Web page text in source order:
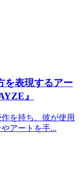
を表現するアー
』
を持ち、彼が使用
アートを手...